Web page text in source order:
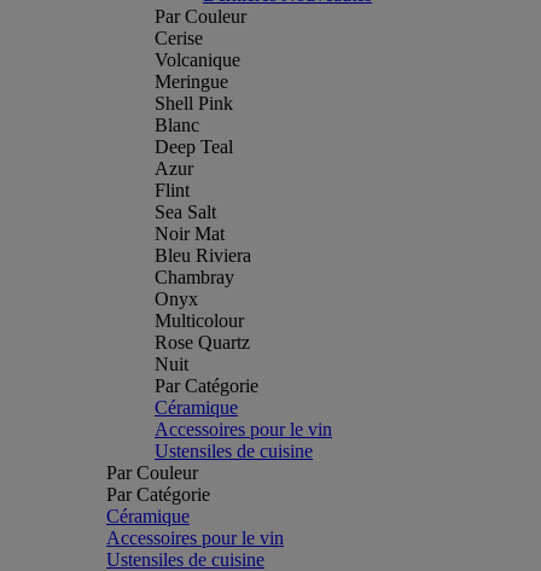
Par Couleur
Cerise
Volcanique
Meringue
Shell Pink
Blanc
Deep Teal
Azur
Flint
Sea Salt
Noir Mat
Bleu Riviera
Chambray
Onyx
Multicolour
Rose Quartz
Nuit
Par Catégorie
Céramique
Accessoires pour le vin
Ustensiles de cuisine
Par Couleur
Par Catégorie
Céramique
Accessoires pour le vin
Ustensiles de cuisine